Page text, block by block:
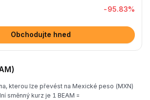
-95.83%
Obchodujte hned
kterou lze převést na Mexické peso (MXN)
směnný kurz je 1 BEAM =